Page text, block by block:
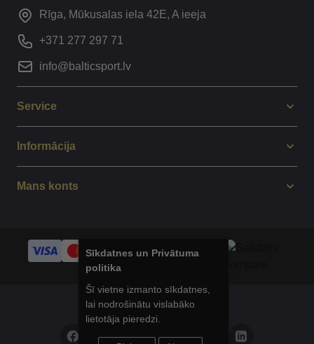
Rīga, Mūkusalas iela 42E, A ieeja
+371 277 297 71
info@balticsport.lv
Service
Informācija
Mans konts
© 2014 - 2025 Balticsport.lv
Sīkdatnes un Privātuma
politika
Šī vietne izmanto sīkdatnes,
lai nodrošinātu vislabāko
lietotāja pieredzi.